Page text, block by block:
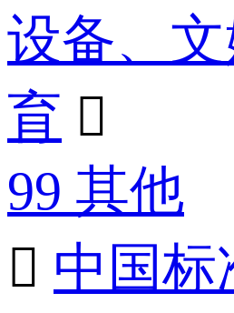
设备、
育 
99 其他
 中国标